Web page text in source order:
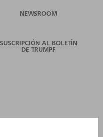
NEWSROOM
SUSCRIPCIÓN AL BOLETÍN
DE TRUMPF